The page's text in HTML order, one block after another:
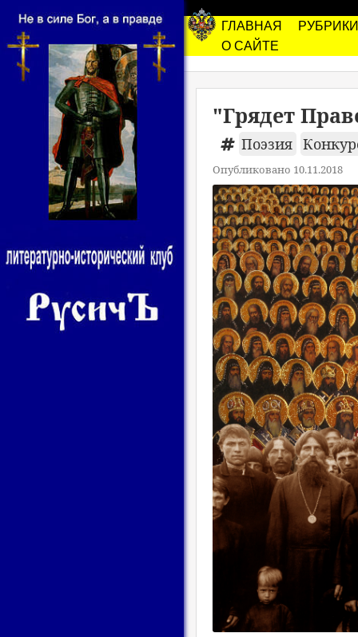
ГЛАВНАЯ
РУБРИКИ
О САЙТЕ
"Грядет
Поэзия
Опубликовано 10.11.2018